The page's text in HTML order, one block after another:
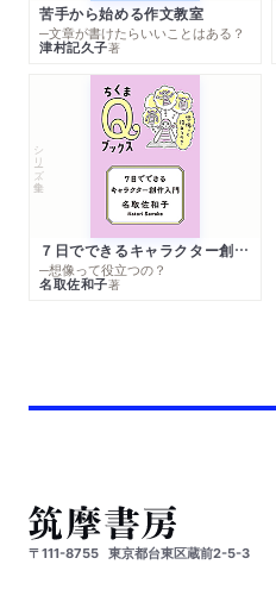
苦手から始める作文教室
─文章が書けたらいいことはある？
津村記久子著
シリーズ・全集
７日でできるキャラクター創作入門
─想像って役立つの？
名取佐和子著
〒111-8755 東京都台東区蔵前2-5-3